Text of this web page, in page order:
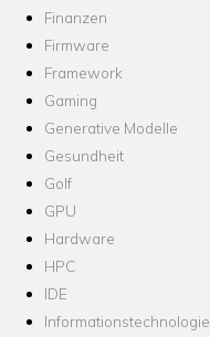
Finanzen
Firmware
Framework
Gaming
Generative Modelle
Gesundheit
Golf
GPU
Hardware
HPC
IDE
Informationstechnologie